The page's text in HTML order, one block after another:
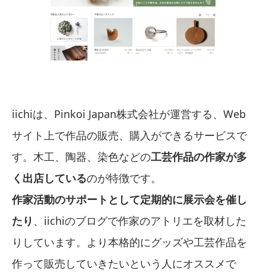
iichiは、Pinkoi Japan株式会社が運営する、Web
サイト上で作品の販売、購入ができるサービスで
す。木工、陶器、染色などの工芸作品の作家が多
く出店しているのが特徴です。
作家活動のサポートとして定期的に展示会を催し
たり 、iichiのブログで作家のアトリエを取材した
りしています。より本格的にグッズや工芸作品を
作って販売していきたいという人にオススメで